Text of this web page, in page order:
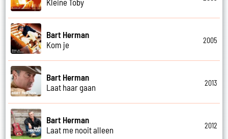
Bart Herman
Kom je
2005
Bart Herman
Laat haar gaan
2013
Bart Herman
Laat me nooit alleen
2012